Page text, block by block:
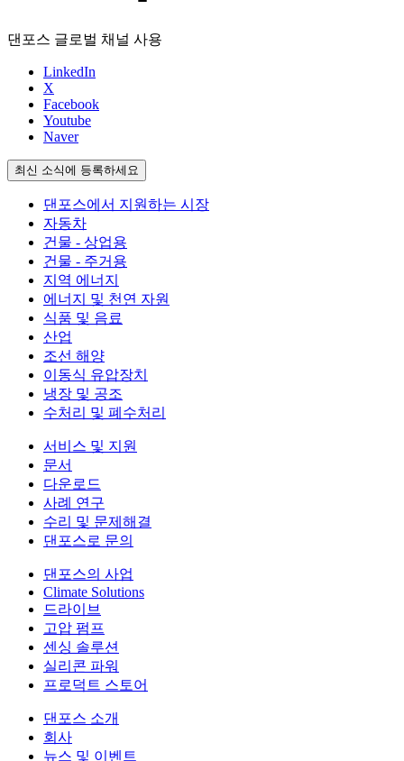
댄포스 글로벌 채널 사용
LinkedIn
X
Facebook
Youtube
Naver
최신 소식에 등록하세요
댄포스에서 지원하는 시장
자동차
건물 - 상업용
건물 - 주거용
지역 에너지
에너지 및 천연 자원
식품 및 음료
산업
조선 해양
이동식 유압장치
냉장 및 공조
수처리 및 폐수처리
서비스 및 지원
문서
다운로드
사례 연구
수리 및 문제해결
댄포스로 문의
댄포스의 사업
Climate Solutions
드라이브
고압 펌프
센싱 솔루션
실리콘 파워
프로덕트 스토어
댄포스 소개
회사
뉴스 및 이벤트